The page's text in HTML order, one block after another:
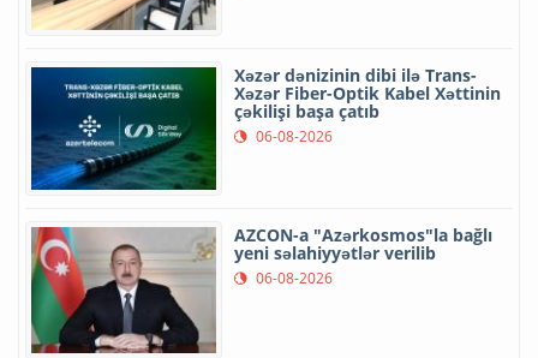
Xəzər dənizinin dibi ilə Trans-
Xəzər Fiber-Optik Kabel Xəttinin
çəkilişi başa çatıb
06-08-2026
AZCON-a "Azərkosmos"la bağlı
yeni səlahiyyətlər verilib
06-08-2026